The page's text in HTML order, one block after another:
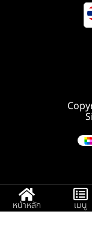
หน้าหลัก เมนู